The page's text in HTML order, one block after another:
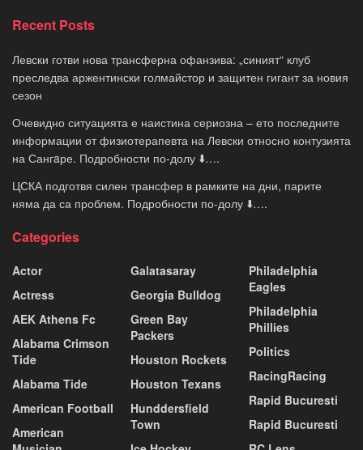
Recent Posts
Левски готви нова трансферна офанзива: „синият“ клуб
преследва аржентински голмайстор и защитен гигант за новия
сезон
Очевидно ситуацията е наистина сериозна – ето последните
информации от физиотерапевта на Левски относно контузията
на Сангaре. Подробности по-долу ⬇️….
ЦСКА подготвя силен трансфер в рамките на дни, парите
няма да са проблем. Подробности по-долу ⬇️….
Categories
Actor
Actress
AEK Athens Fc
Alabama Crimson
Tide
Alabama Tide
American Football
American
Galatasaray
Georgia Bulldog
Green Bay
Packers
Houston Rockets
Houston Texans
Hunddersfield
Town
Philadelphia
Eagles
Philadelphia
Phillies
Politics
RacingRacing
Rapid Bucuresti
Rapid Bucuresti